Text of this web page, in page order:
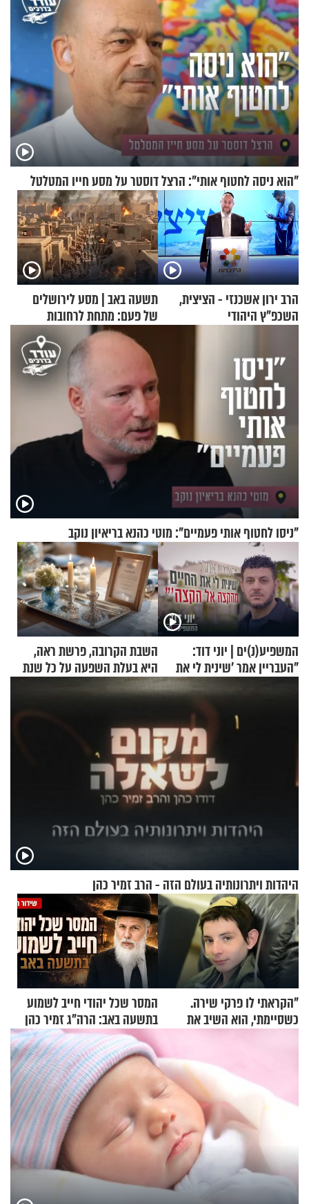
"הוא ניסה לחטוף אותי": הרצל דוסטר על מסע חייו המטלטל
הרב ירון אשכנזי - הציצית,
השכפ"ץ היהודי
תשעה באב | מסע לירושלים
של פעם: מתחת לרחובות
ירושלים
"ניסו לחטוף אותי פעמיים": מוטי כהנא בריאיון נוקב
המשפיע(נ)ים | יוני דוד:
"העבריין אמר 'שינית לי את
החיים מהקצה אל הקצה'"
השבת הקרובה, פרשת ראה,
היא בעלת השפעה על כל שנת
תשפ"ז
היהדות ויתרונותיה בעולם הזה - הרב זמיר כהן
"הקראתי לו פרקי שירה.
כשסיימתי, הוא השיב את
המסר שכל יהודי חייב לשמוע
בתשעה באב: הרה"ג זמיר כהן
בשיעור מיוחד